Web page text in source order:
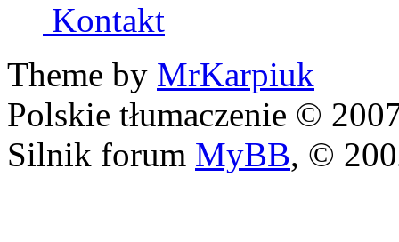
Kontakt
Theme by MrKarpiuk
Polskie tłumaczenie ©
Silnik forum MyBB, ©